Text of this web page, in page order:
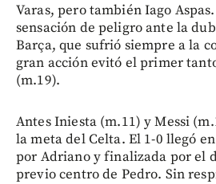
Varas, pero también Iago
sensación de peligro ante la
Barça, que sufrió siempre a la
gran acción evitó el primer
(m.19).
Antes Iniesta (m.11) y Messi
la meta del Celta. El 1-0 llegó
por Adriano y finalizada por el
previo centro de Pedro. Sin